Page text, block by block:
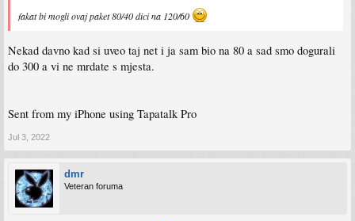
fakat bi mogli ovaj paket 80/40 dici na 120/60
Nekad davno kad si uveo taj net i ja sam bio na 80 a sad smo dogurali
do 300 a vi ne mrdate s mjesta.
Sent from my iPhone using Tapatalk Pro
Jul 3, 2022
dmr
Veteran foruma